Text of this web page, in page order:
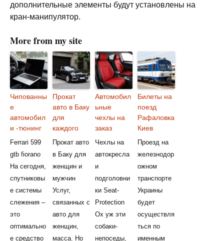
дополнительные элементы будут установлены на
кран-манипулятор.
More from my site
Чипованны
е
автомобил
и -тюнинг
Ferrari 599
gtb fiorano
На сегодня,
спутниковы
е системы
слежения –
это
оптимально
е средство
Прокат
авто в Баку
для
каждого
Прокат авто
в Баку для
женщин и
мужчин
Услуг,
связанных с
авто для
женщин,
масса. Но
Автомобил
ьные
чехлы на
заказ
Чехлы на
автокресла
и
подголовни
ки Seat-
Protection
Ох уж эти
собаки-
непоседы,
Билеты на
поезд
Рафаловка
Киев
Проезд на
железнодор
ожном
транспорте
Украины
будет
осуществля
ться по
именным